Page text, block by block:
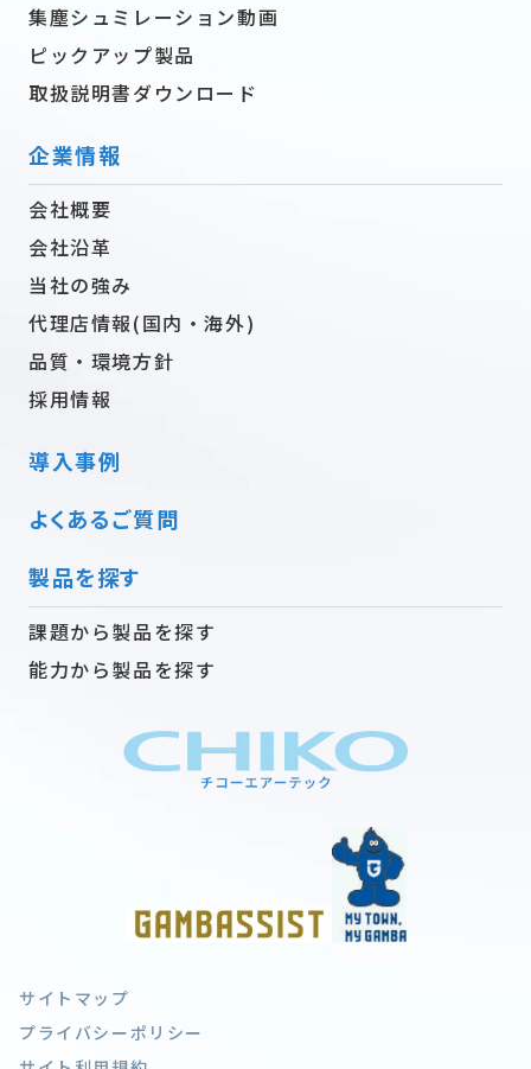
集塵シュミレーション動画
ピックアップ製品
取扱説明書ダウンロード
企業情報
会社概要
会社沿革
当社の強み
代理店情報(国内・海外)
品質・環境方針
採用情報
導入事例
よくあるご質問
製品を探す
課題から製品を探す
能力から製品を探す
サイトマップ
プライバシーポリシー